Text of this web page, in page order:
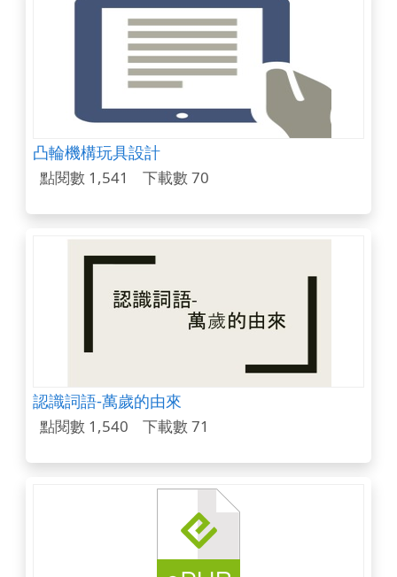
凸輪機構玩具設計
點閱數 1,541 下載數 70
認識詞語-萬歲的由來
點閱數 1,540 下載數 71